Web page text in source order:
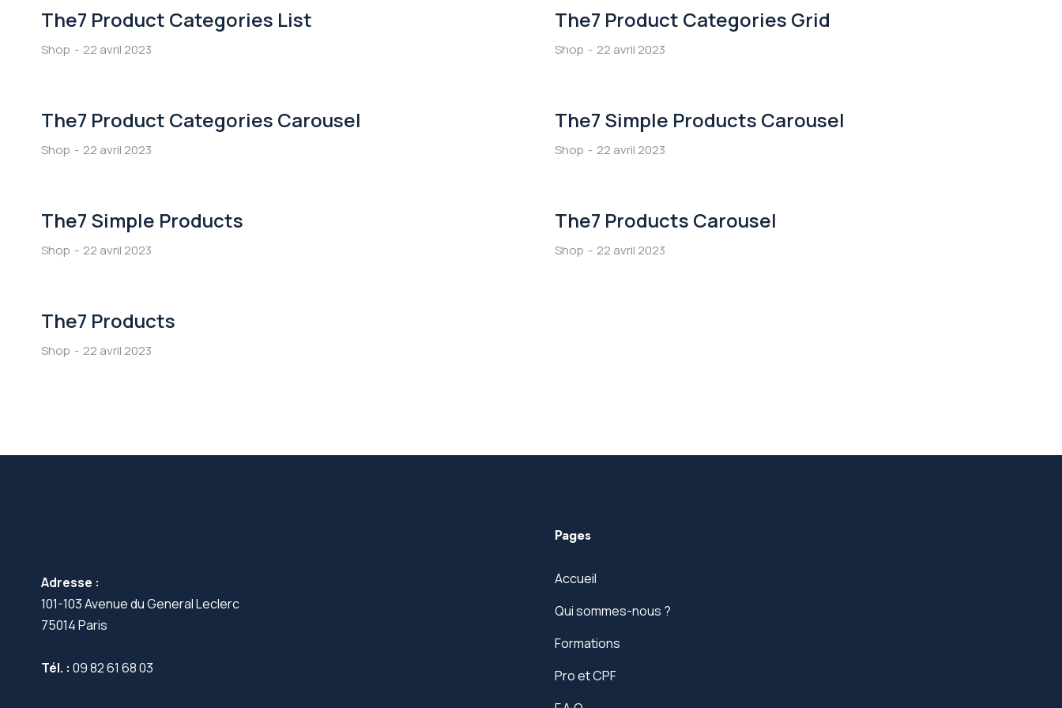
The7 Product Categories List
Shop 22 avril 2023
The7 Product Categories Grid
Shop 22 avril 2023
The7 Product Categories Carousel
Shop 22 avril 2023
The7 Simple Products Carousel
Shop 22 avril 2023
The7 Simple Products
Shop 22 avril 2023
The7 Products Carousel
Shop 22 avril 2023
The7 Products
Shop 22 avril 2023
Adresse :
101-103 Avenue du General Leclerc
75014 Paris
Tél. : 09 82 61 68 03
Pages
Accueil
Qui sommes-nous ?
Formations
Pro et CPF